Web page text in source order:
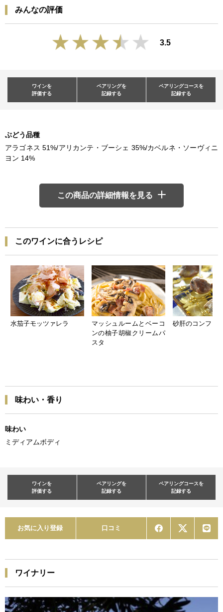
みんなの評価
3.5
ワインを
評価する
ペアリングを
記録する
ペアリングコースを
記録する
ぶどう品種
アラゴネス 51%/アリカンテ・ブーシェ 35%/カベルネ・ソーヴィニ
ヨン 14%
この商品の詳細情報を見る
このワインに合うレシピ
水茄子モッツァレラ
マッシュルームとベーコ
ンの柚子胡椒クリームパ
スタ
砂肝のコンフィ
味わい・香り
味わい
ミディアムボディ
ワインを
評価する
ペアリングを
記録する
ペアリングコースを
記録する
お気に入り登録 口コミ
ワイナリー